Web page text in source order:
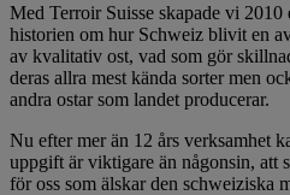
Med Terroir Suisse skapade vi 2010
historien om hur Schweiz blivit en
av kvalitativ ost, vad som gör
deras allra mest kända sorter men
andra ostar som landet producerar.
Nu efter mer än 12 års verksamhet
uppgift är viktigare än någonsin, att
för oss som älskar den schweiziska